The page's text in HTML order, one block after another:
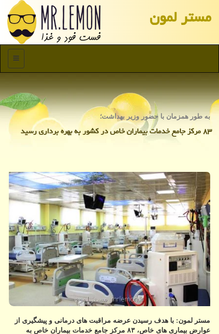
مستر لمون
منو
به طور همزمان با حضور وزیر بهداشت؛
۸۳ مركز جامع خدمات بیماران خاص در كشور به بهره برداری رسید
مستر لمون: با هدف رسیدن عرضه مراقبت های درمانی و پیشگیری از
عوارض بیماری های خاص، ۸۳ مركز جامع خدمات بیماران خاص به